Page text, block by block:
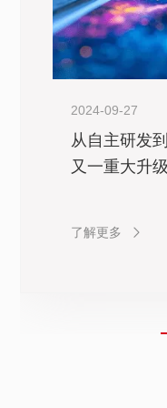
2024-09-27
从自主研发
又一重大升级
了解更多